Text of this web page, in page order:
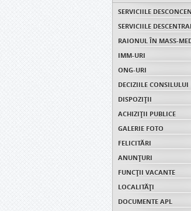
SERVICIILE
SERVICIILE
RAIONUL ÎN MASS-
IMM-URI
ONG-URI
DECIZIILE CONSILULUI
DISPOZIŢII
ACHIZIȚII PUBLICE
GALERIE FOTO
FELICITĂRI
ANUNŢURI
FUNCȚII VACANTE
LOCALITĂȚI
DOCUMENTE APL